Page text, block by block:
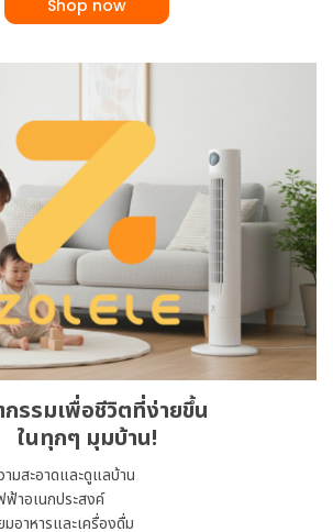
Shop now
รรมเพื่อชีวิตที่ง่ายขึ้น
ในทุกๆ มุมบ้าน!
มสะอาดและดูแลบ้าน
ฟ้าอเนกประสงค์
อาหารและเครื่องดื่ม